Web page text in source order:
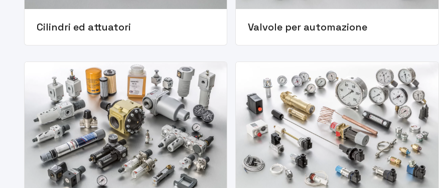
Cilindri ed attuatori Valvole per automazione